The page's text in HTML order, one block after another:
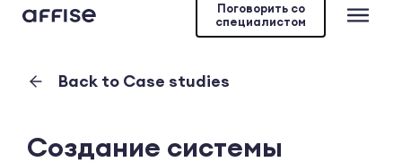
Поговорить со
специалистом
Back to Case studies
Создание системы